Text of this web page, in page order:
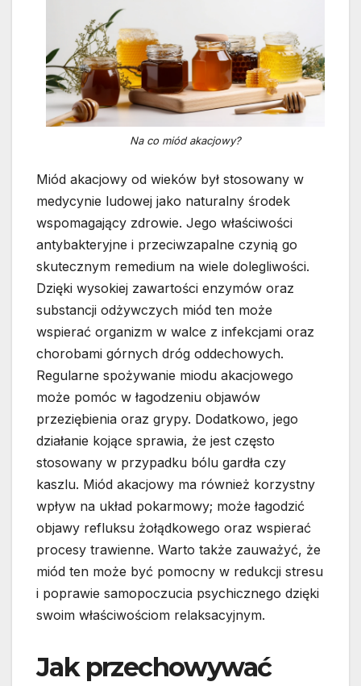
Na co miód akacjowy?
Miód akacjowy od wieków był stosowany w
medycynie ludowej jako naturalny środek
wspomagający zdrowie. Jego właściwości
antybakteryjne i przeciwzapalne czynią go
skutecznym remedium na wiele dolegliwości.
Dzięki wysokiej zawartości enzymów oraz
substancji odżywczych miód ten może
wspierać organizm w walce z infekcjami oraz
chorobami górnych dróg oddechowych.
Regularne spożywanie miodu akacjowego
może pomóc w łagodzeniu objawów
przeziębienia oraz grypy. Dodatkowo, jego
działanie kojące sprawia, że jest często
stosowany w przypadku bólu gardła czy
kaszlu. Miód akacjowy ma również korzystny
wpływ na układ pokarmowy; może łagodzić
objawy refluksu żołądkowego oraz wspierać
procesy trawienne. Warto także zauważyć, że
miód ten może być pomocny w redukcji stresu
i poprawie samopoczucia psychicznego dzięki
swoim właściwościom relaksacyjnym.
Jak przechowywać